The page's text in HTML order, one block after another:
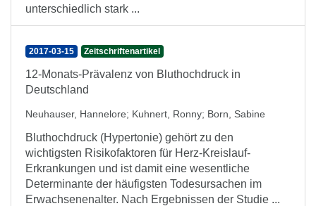
unterschiedlich stark ...
2017-03-15 Zeitschriftenartikel
12-Monats-Prävalenz von Bluthochdruck in
Deutschland
Neuhauser, Hannelore; Kuhnert, Ronny; Born, Sabine
Bluthochdruck (Hypertonie) gehört zu den
wichtigsten Risikofaktoren für Herz-Kreislauf-
Erkrankungen und ist damit eine wesentliche
Determinante der häufigsten Todesursachen im
Erwachsenenalter. Nach Ergebnissen der Studie ...